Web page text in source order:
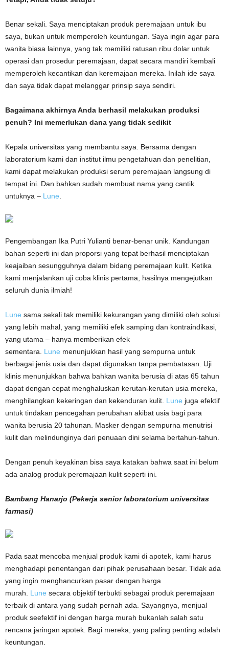
Benar sekali. Saya menciptakan produk peremajaan untuk ibu
saya, bukan untuk memperoleh keuntungan. Saya ingin agar para
wanita biasa lainnya, yang tak memiliki ratusan ribu dolar untuk
operasi dan prosedur peremajaan, dapat secara mandiri kembali
memperoleh kecantikan dan keremajaan mereka. Inilah ide saya
dan saya tidak dapat melanggar prinsip saya sendiri.
Bagaimana akhirnya Anda berhasil melakukan produksi
penuh? Ini memerlukan dana yang tidak sedikit
Kepala universitas yang membantu saya. Bersama dengan
laboratorium kami dan institut ilmu pengetahuan dan penelitian,
kami dapat melakukan produksi serum peremajaan langsung di
tempat ini. Dan bahkan sudah membuat nama yang cantik
untuknya – Lune
Pengembangan Ika Putri Yulianti benar-benar unik. Kandungan
bahan seperti ini dan proporsi yang tepat berhasil menciptakan
keajaiban sesungguhnya dalam bidang peremajaan kulit. Ketika
kami menjalankan uji coba klinis pertama, hasilnya mengejutkan
seluruh dunia ilmiah!
Lune sama sekali tak memiliki kekurangan yang dimiliki oleh solusi
yang lebih mahal, yang memiliki efek samping dan kontraindikasi,
yang utama – hanya memberikan efek
sementara. Lune menunjukkan hasil yang sempurna untuk
berbagai jenis usia dan dapat digunakan tanpa pembatasan. Uji
klinis menunjukkan bahwa bahkan wanita berusia di atas 65 tahun
dapat dengan cepat menghaluskan kerutan-kerutan usia mereka,
menghilangkan kekeringan dan kekenduran kulit. Lune juga efektif
untuk tindakan pencegahan perubahan akibat usia bagi para
wanita berusia 20 tahunan. Masker dengan sempurna menutrisi
kulit dan melindunginya dari penuaan dini selama bertahun-tahun.
Dengan penuh keyakinan bisa saya katakan bahwa saat ini belum
ada analog produk peremajaan kulit seperti ini.
Bambang Hanarjo (Pekerja senior laboratorium universitas
farmasi)
Pada saat mencoba menjual produk kami di apotek, kami harus
menghadapi penentangan dari pihak perusahaan besar. Tidak ada
yang ingin menghancurkan pasar dengan harga
murah. Lune secara objektif terbukti sebagai produk peremajaan
terbaik di antara yang sudah pernah ada. Sayangnya, menjual
produk seefektif ini dengan harga murah bukanlah salah satu
rencana jaringan apotek. Bagi mereka, yang paling penting adalah
keuntungan.